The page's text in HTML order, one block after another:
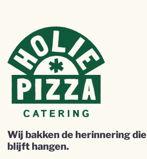
Wij bakken de herinnering die
blijft hangen.